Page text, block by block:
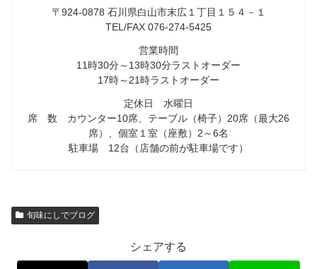
〒924-0878 石川県白山市末広１丁目１５４－１
TEL/FAX 076-274-5425
営業時間
11時30分～13時30分ラストオーダー
17時～21時ラストオーダー
定休日 水曜日
席 数 カウンター10席、テーブル（椅子）20席（最大26
席）、個室１室（座敷）2～6名
駐車場 12台（店舗の前が駐車場です）
旬味にしでブログ
シェアする